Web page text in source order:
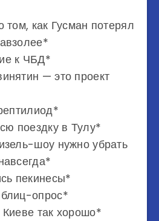
как Гусман потерял
к ЧБД*
— это проект
поездку в Тулу*
шоу нужно убрать
пекинесы*
опрос*
так хорошо*